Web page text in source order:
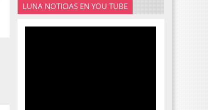
LUNA NOTICIAS EN YOU TUBE